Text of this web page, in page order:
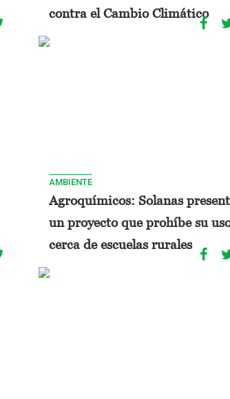
contra el Cambio Climático
AMBIENTE
Agroquímicos: Solanas
un proyecto que prohíbe su
cerca de escuelas rurales